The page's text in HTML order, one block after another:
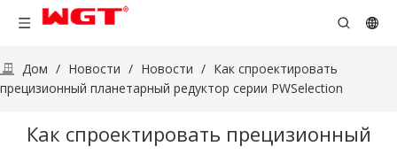
Дом / Новости / Новости / Как спроектировать
прецизионный планетарный редуктор серии PWSelection
Как спроектировать прецизионный